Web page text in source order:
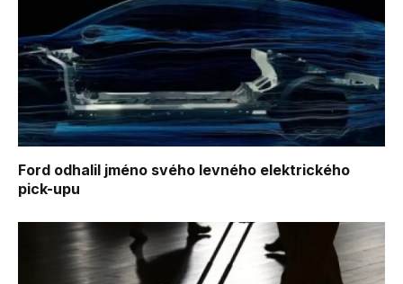
Ford odhalil jméno svého levného elektrického
pick-upu